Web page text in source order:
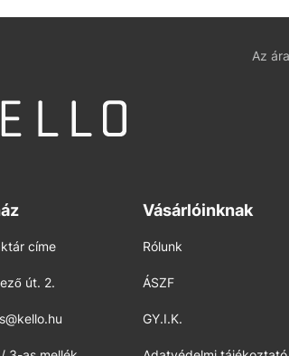
Az
címe
út. 2.
Vásárlóinknak
Rólunk
ÁSZF
GY.I.K.